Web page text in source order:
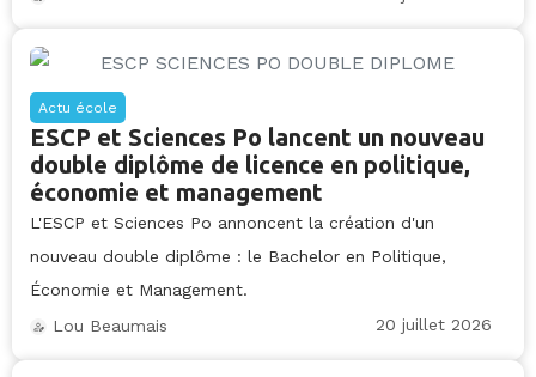
Actu école
ESCP et Sciences Po lancent un nouveau
double diplôme de licence en politique,
économie et management
L'ESCP et Sciences Po annoncent la création d'un
nouveau double diplôme : le Bachelor en Politique,
Économie et Management.
Lou Beaumais
20 juillet 2026